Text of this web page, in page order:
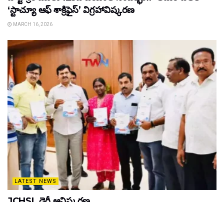
‘స్టాచ్యూ ఆఫ్ శాక్రిఫైస్’ విగ్రహావిష్కరణ
MARCH 16, 2026
LATEST NEWS